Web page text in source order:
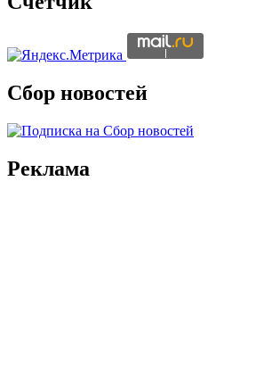
Сбор новостей
Реклама